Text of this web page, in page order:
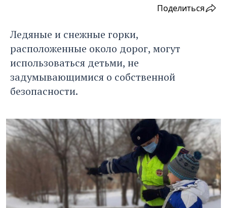
Поделиться
Ледяные и снежные горки,
расположенные около дорог, могут
использоваться детьми, не
задумывающимися о собственной
безопасности.